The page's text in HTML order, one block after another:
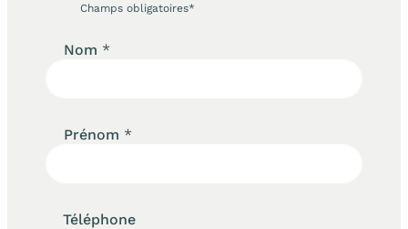
Champs obligatoires*
Nom *
Prénom *
Téléphone